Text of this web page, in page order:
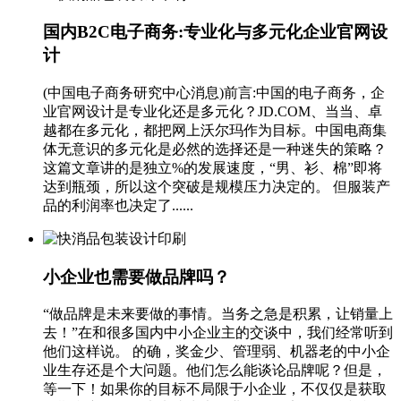
国内B2C电子商务:专业化与多元化企业官网设
计
(中国电子商务研究中心消息)前言:中国的电子商务，企
业官网设计是专业化还是多元化？JD.COM、当当、卓
越都在多元化，都把网上沃尔玛作为目标。中国电商集
体无意识的多元化是必然的选择还是一种迷失的策略？
这篇文章讲的是独立%的发展速度，“男、衫、棉”即将
达到瓶颈，所以这个突破是规模压力决定的。 但服装产
品的利润率也决定了......
小企业也需要做品牌吗？
“做品牌是未来要做的事情。当务之急是积累，让销量上
去！”在和很多国内中小企业主的交谈中，我们经常听到
他们这样说。 的确，奖金少、管理弱、机器老的中小企
业生存还是个大问题。他们怎么能谈论品牌呢？但是，
等一下！如果你的目标不局限于小企业，不仅仅是获取